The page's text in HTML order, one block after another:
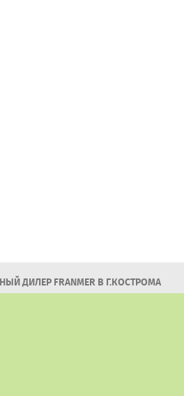
ДИЛЕР FRANMER В Г.КОСТРОМА